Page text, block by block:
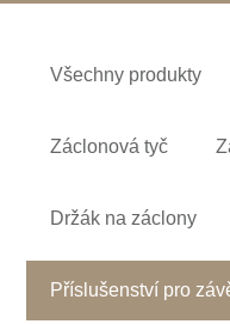
Všechny produkty
Záclonová tyč
Držák na záclony
Příslušenství pro